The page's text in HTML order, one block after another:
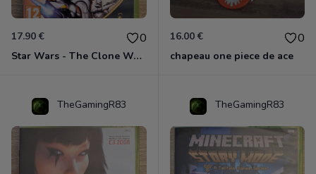
17.90 € 0
Star Wars - The Clone Wars - Les Héros De La République Xbox 360
16.00 € 0
chapeau one piece de ace
TheGamingR83 TheGamingR83